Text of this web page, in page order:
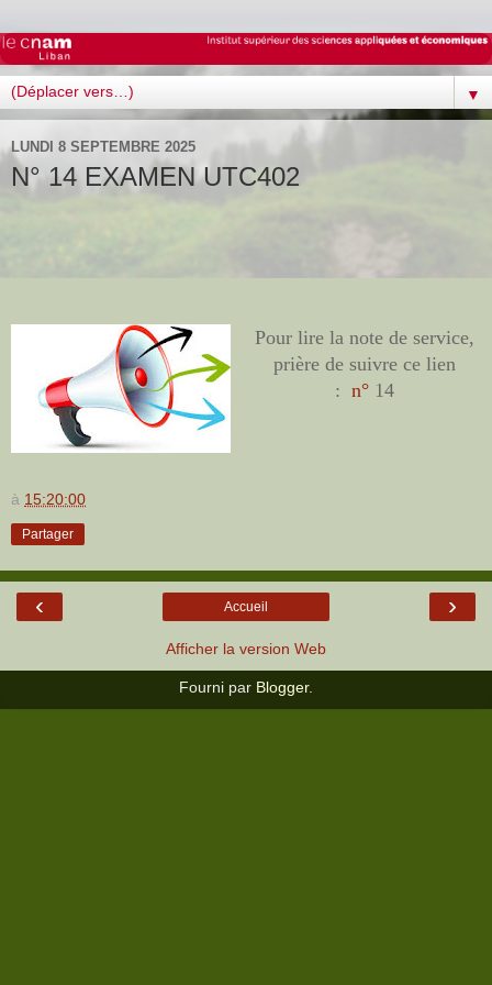
▼
LUNDI 8 SEPTEMBRE 2025
N° 14 EXAMEN UTC402
Pour lire la note de service,
prière de suivre ce lien
: n° 14
à 15:20:00
Partager
‹ ›
Accueil
Afficher la version Web
Fourni par Blogger.